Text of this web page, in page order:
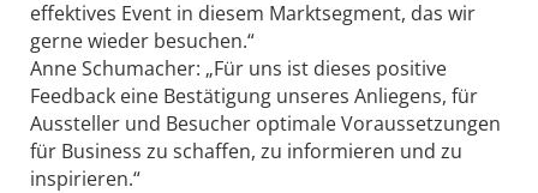
effektives Event in diesem Marktsegment, das wir
gerne wieder besuchen.“
Anne Schumacher: „Für uns ist dieses positive
Feedback eine Bestätigung unseres Anliegens, für
Aussteller und Besucher optimale Voraussetzungen
für Business zu schaffen, zu informieren und zu
inspirieren.“